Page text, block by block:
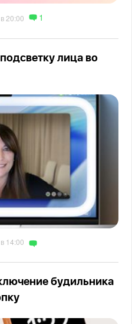
20:00 1
лица во
14:00
будильника